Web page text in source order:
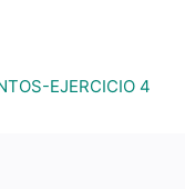
EJERCICIO 4